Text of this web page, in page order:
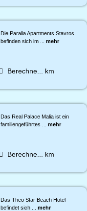
Die Paralia Apartments Stavros
befinden sich im ... mehr
Berechne... km
Das Real Palace Malia ist ein
familiengeführtes ... mehr
Berechne... km
Das Theo Star Beach Hotel
befindet sich ... mehr